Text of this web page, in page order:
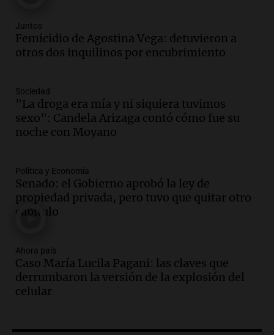
Audio. La marcha de gremios y
organizaciones sociales por San
Episodios
Audio. San Cayetano y Aumento de
Peajes: Noticias Destacadas de
Argentina en un Resumen Actual
Episodios
Audio.Lewandowski contra el Gobierno:
"Es un proyecto de país que apunta a una
Argentina extractivista"
Audio.Kicillof critica la represión
policial en el Congreso por la ley de
propiedad privada
Audio.Comienza Expo La Bulaye 2026:
Juntos
Femicidio de Agostina Vega: detuvieron a
otros dos inquilinos por encubrimiento
Sociedad
"La droga era mía y ni siquiera tuvimos
sexo": Candela Arizaga contó cómo fue su
noche con Moyano
Política y Economía
Senado: el Gobierno aprobó la ley de
propiedad privada, pero tuvo que quitar otro
capítulo
Ahora país
Caso María Lucila Pagani: las claves que
derrumbaron la versión de la explosión del
celular